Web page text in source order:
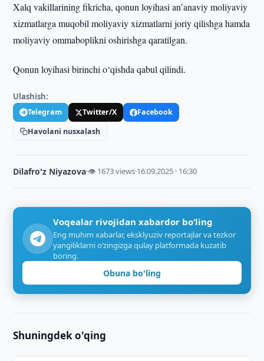
Xalq vakillarining fikricha, qonun loyihasi an’anaviy moliyaviy
xizmatlarga muqobil moliyaviy xizmatlarni joriy qilishga hamda
moliyaviy ommaboplikni oshirishga qaratilgan.
Qonun loyihasi birinchi o‘qishda qabul qilindi.
Ulashish:
Telegram Twitter/X
Facebook
Havolani nusxalash
Dilafro'z Niyazova·👁 1673 views·16.09.2025 · 16:30
Voqealar rivojidan xabardor bo‘ling
Eng muhim xabarlar, eksklyuziv reportajlar va tezkor
yangiliklarni o‘zingizga qulay platformada kuzatib
boring.
Obuna bo'ling
Shuningdek o'qing